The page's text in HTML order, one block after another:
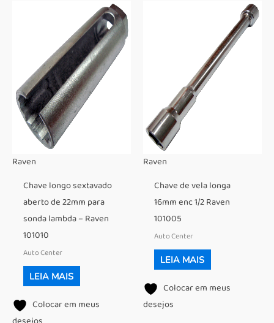
Raven
Chave longo sextavado
aberto de 22mm para
sonda lambda – Raven
101010
Auto Center
LEIA MAIS
Colocar em meus
Raven
Chave de vela longa
16mm enc 1/2 Raven
101005
Auto Center
LEIA MAIS
Colocar em meus
desejos